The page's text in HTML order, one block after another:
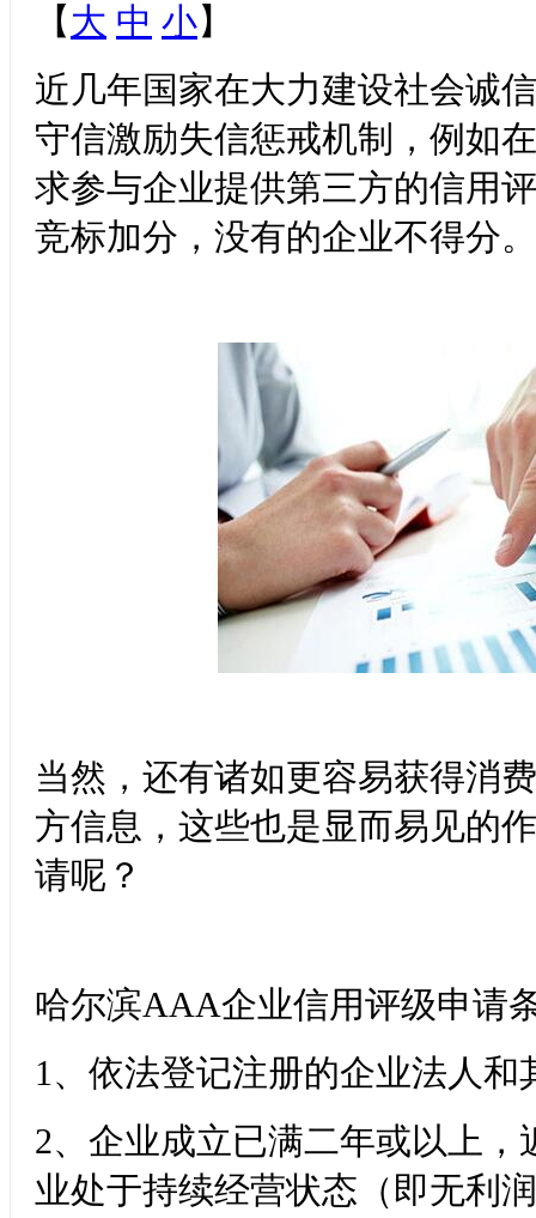
【 大 中 小】
近几年国家在大力建设社会诚
守信激励失信惩戒机制，例如
求参与企业提供第三方的信用
竞标加分，没有的企业不得分。
当然，还有诸如更容易获得消
方信息，这些也是显而易见的
请呢？
哈尔滨AAA企业信用评级申请
1、依法登记注册的企业法人和
2、企业成立已满二年或以上
业处于持续经营状态（即无利